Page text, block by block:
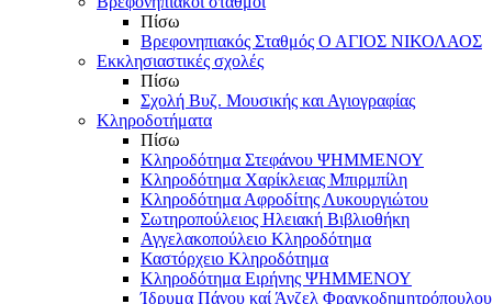
Πίσω
Βρεφονηπιακός Σταθμός Ο ΑΓΙΟΣ ΝΙΚΟΛΑΟΣ
Εκκλησιαστικές σχολές
Πίσω
Σχολή Βυζ. Μουσικής και Αγιογραφίας
Κληροδοτήματα
Πίσω
Κληροδότημα Στεφάνου ΨΗΜΜΕΝΟΥ
Κληροδότημα Χαρίκλειας Μπιρμπίλη
Κληροδότημα Αφροδίτης Λυκουργιώτου
Σωτηροπούλειος Ηλειακή Βιβλιοθήκη
Αγγελακοπούλειο Κληροδότημα
Καστόρχειο Κληροδότημα
Κληροδότημα Ειρήνης ΨΗΜΜΕΝΟΥ
Ίδρυμα Πάνου καί Άνζελ Φραγκοδημητρόπουλου